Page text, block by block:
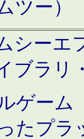
ツー）
シーエ
ブラリ
ゲーム
たプラ